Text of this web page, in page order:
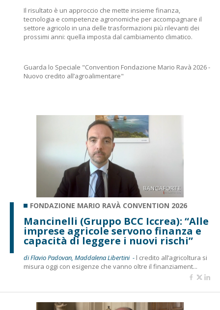
Il risultato è un approccio che mette insieme finanza,
tecnologia e competenze agronomiche per accompagnare il
settore agricolo in una delle trasformazioni più rilevanti dei
prossimi anni: quella imposta dal cambiamento climatico.
Guarda lo Speciale "Convention Fondazione Mario Ravà 2026 -
Nuovo credito all’agroalimentare"
FONDAZIONE MARIO RAVÀ CONVENTION 2026
Mancinelli (Gruppo BCC Iccrea): “Alle
imprese agricole servono finanza e
capacità di leggere i nuovi rischi”
di Flavio Padovan, Maddalena Libertini - l credito all’agricoltura si
misura oggi con esigenze che vanno oltre il finanziament...